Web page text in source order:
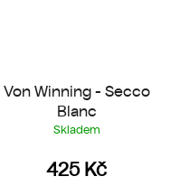
Von Winning - Secco
Blanc
Skladem
425 Kč